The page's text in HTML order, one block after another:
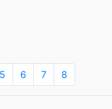
5 6 7 8